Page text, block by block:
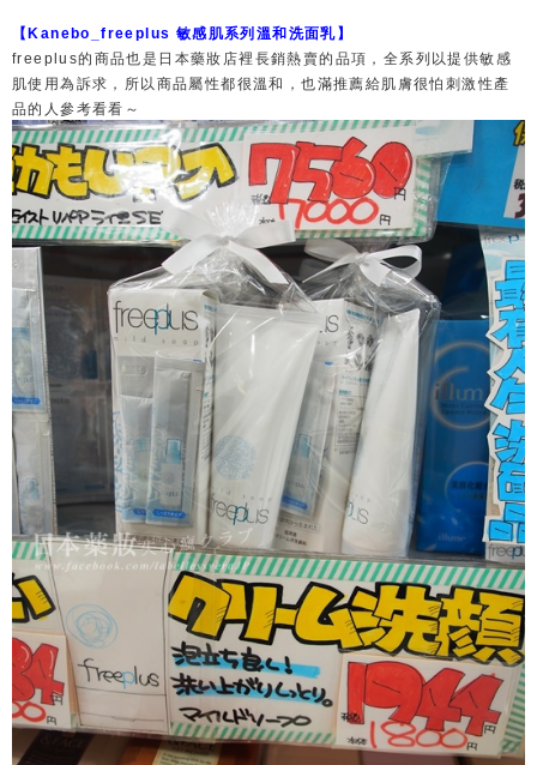
【Kanebo_freeplus 敏感肌系列溫和洗面乳】
freeplus的商品也是日本藥妝店裡長銷熱賣的品項，全系列以提供敏感
肌使用為訴求，所以商品屬性都很溫和，也滿推薦給肌膚很怕刺激性產
品的人參考看看～